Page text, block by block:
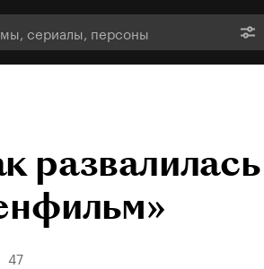
развалилась
47